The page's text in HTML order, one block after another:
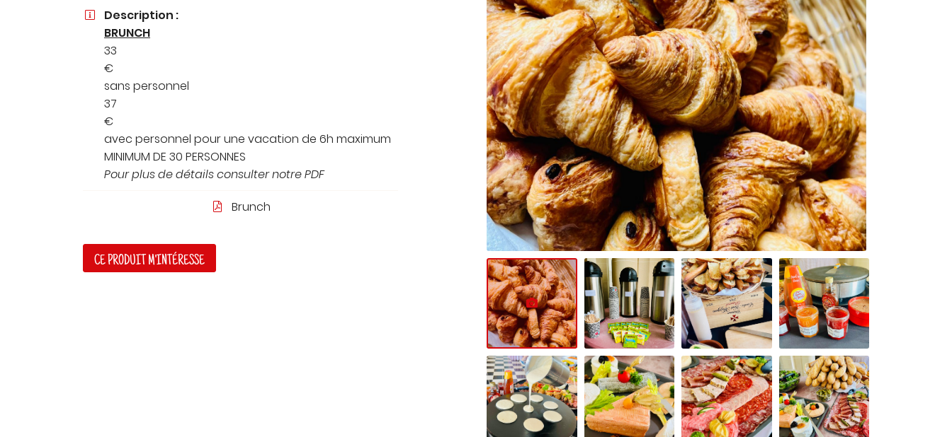

Description :
BRUNCH
33
€
sans personnel
37
€
avec personnel pour une vacation de 6h maximum
MINIMUM DE 30 PERSONNES
Pour plus de détails consulter notre PDF
 Brunch
CE PRODUIT M'INTÉRESSE